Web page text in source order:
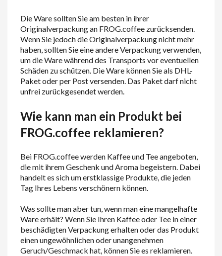
Die Ware sollten Sie am besten in ihrer
Originalverpackung an FROG.coffee zurücksenden.
Wenn Sie jedoch die Originalverpackung nicht mehr
haben, sollten Sie eine andere Verpackung verwenden,
um die Ware während des Transports vor eventuellen
Schäden zu schützen. Die Ware können Sie als DHL-
Paket oder per Post versenden. Das Paket darf nicht
unfrei zurückgesendet werden.
Wie kann man ein Produkt bei
FROG.coffee reklamieren?
Bei FROG.coffee werden Kaffee und Tee angeboten,
die mit ihrem Geschenk und Aroma begeistern. Dabei
handelt es sich um erstklassige Produkte, die jeden
Tag Ihres Lebens verschönern können.
Was sollte man aber tun, wenn man eine mangelhafte
Ware erhält? Wenn Sie Ihren Kaffee oder Tee in einer
beschädigten Verpackung erhalten oder das Produkt
einen ungewöhnlichen oder unangenehmen
Geruch/Geschmack hat, können Sie es reklamieren.